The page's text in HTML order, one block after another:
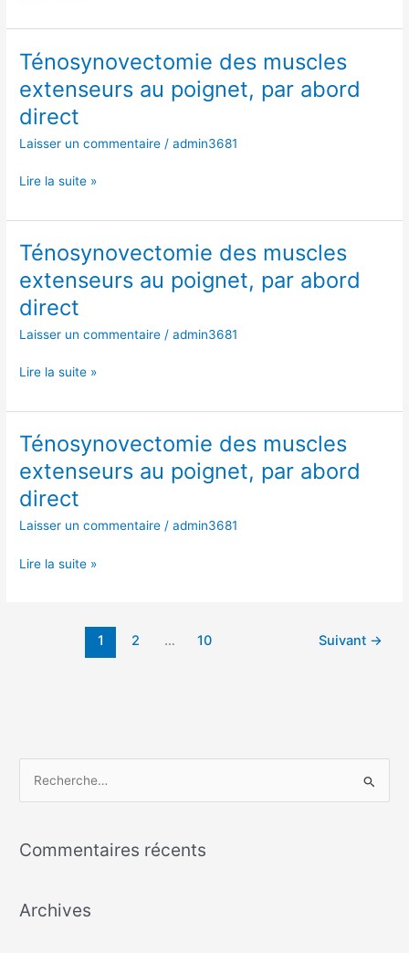
direct
Ténosynovectomie des muscles
extenseurs au poignet, par abord
direct
Laisser un commentaire /admin3681
Ténosynovectomie
muscles
extenseurs
au
par
direct
Lire la suite »
Ténosynovectomie des muscles
extenseurs au poignet, par abord
direct
Laisser un commentaire /admin3681
Ténosynovectomie
muscles
extenseurs
au
par
direct
Lire la suite »
Ténosynovectomie des muscles
extenseurs au poignet, par abord
direct
Laisser un commentaire /admin3681
Ténosynovectomie
muscles
extenseurs
au
par
Lire la suite »
1 2 … 10 Suivant →
h
r
Commentaires récents
Archives